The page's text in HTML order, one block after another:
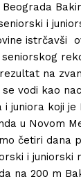
i
istrčavši
na
vodi kao
i juniora koji je
u Novom
četiri dana
i juniorski
na 200 m